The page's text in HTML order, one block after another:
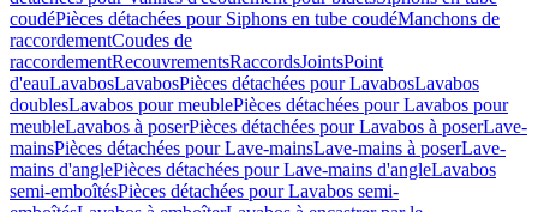
coudéPièces détachées pour Siphons en tube coudéManchons de
raccordementCoudes de
raccordementRecouvrementsRaccordsJointsPoint
d'eauLavabosLavabosPièces détachées pour LavabosLavabos
doublesLavabos pour meublePièces détachées pour Lavabos pour
meubleLavabos à poserPièces détachées pour Lavabos à poserLave-
mainsPièces détachées pour Lave-mainsLave-mains à poserLave-
mains d'anglePièces détachées pour Lave-mains d'angleLavabos
semi-emboîtésPièces détachées pour Lavabos semi-